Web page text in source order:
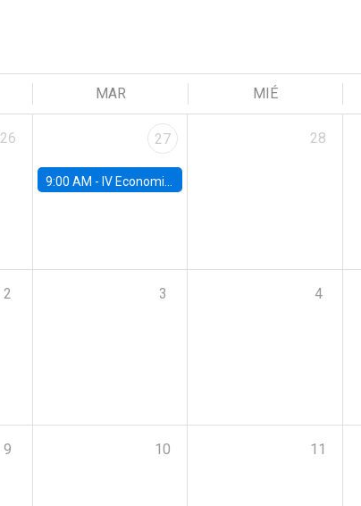
MAR MIÉ
26 27
9:00 AM - IV Economics Alumni Workshop
28
2 3 4
9 10 11